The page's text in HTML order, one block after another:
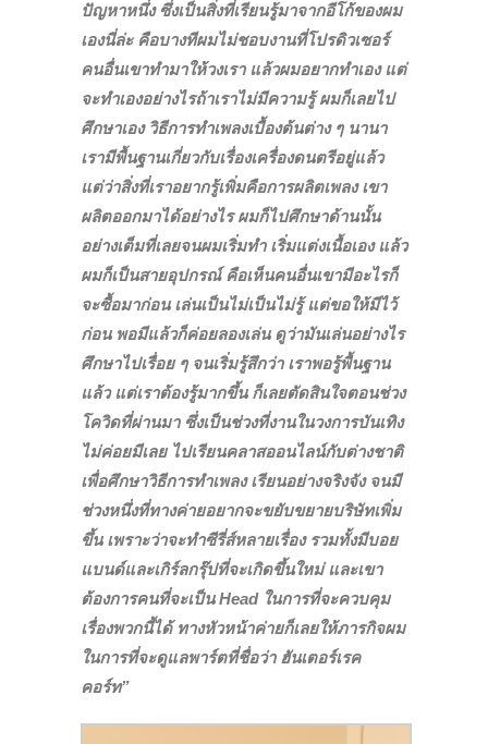
ปัญหาหนึ่ง ซึ่งเป็นสิ่งที่เรียนรู้มาจากอีโก้ของผม
เองนี่ล่ะ คือบางทีผมไม่ชอบงานที่โปรดิวเซอร์
คนอื่นเขาทำมาให้วงเรา แล้วผมอยากทำเอง แต่
จะทำเองอย่างไรถ้าเราไม่มีความรู้ ผมก็เลยไป
ศึกษาเอง วิธีการทำเพลงเบื้องต้นต่าง ๆ นานา
เรามีพื้นฐานเกี่ยวกับเรื่องเครื่องดนตรีอยู่แล้ว
แต่ว่าสิ่งที่เราอยากรู้เพิ่มคือการผลิตเพลง เขา
ผลิตออกมาได้อย่างไร ผมก็ไปศึกษาด้านนั้น
อย่างเต็มที่เลยจนผมเริ่มทำ เริ่มแต่งเนื้อเอง แล้ว
ผมก็เป็นสายอุปกรณ์ คือเห็นคนอื่นเขามีอะไรก็
จะซื้อมาก่อน เล่นเป็นไม่เป็นไม่รู้ แต่ขอให้มีไว้
ก่อน พอมีแล้วก็ค่อยลองเล่น ดูว่ามันเล่นอย่างไร
ศึกษาไปเรื่อย ๆ จนเริ่มรู้สึกว่า เราพอรู้พื้นฐาน
แล้ว แต่เราต้องรู้มากขึ้น ก็เลยตัดสินใจตอนช่วง
โควิดที่ผ่านมา ซึ่งเป็นช่วงที่งานในวงการบันเทิง
ไม่ค่อยมีเลย ไปเรียนคลาสออนไลน์กับต่างชาติ
เพื่อศึกษาวิธีการทำเพลง เรียนอย่างจริงจัง จนมี
ช่วงหนึ่งที่ทางค่ายอยากจะขยับขยายบริษัทเพิ่ม
ขึ้น เพราะว่าจะทำซีรี่ส์หลายเรื่อง รวมทั้งมีบอย
แบนด์และเกิร์ลกรุ๊ปที่จะเกิดขึ้นใหม่ และเขา
ต้องการคนที่จะเป็น Head ในการที่จะควบคุม
เรื่องพวกนี้ได้ ทางหัวหน้าค่ายก็เลยให้ภารกิจผม
ในการที่จะดูแลพาร์ตที่ชื่อว่า ฮันเตอร์เรค
คอร์ท”